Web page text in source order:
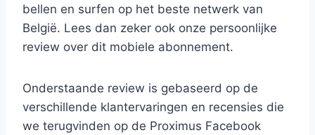
bellen en surfen op het beste netwerk van
België. Lees dan zeker ook onze persoonlijke
review over dit mobiele abonnement.
Onderstaande review is gebaseerd op de
verschillende klantervaringen en recensies die
we terugvinden op de Proximus Facebook